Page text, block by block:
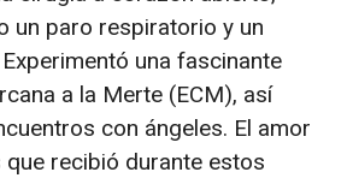
un paro respiratorio y un
una fascinante
a la Merte (ECM), así
con ángeles. El amor
recibió durante estos